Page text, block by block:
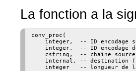
La fonction a la
conv_proc(
integer,  -- ID encodage
integer,  -- ID encodage
cstring,  -- chaîne
internal, -- destination
integer   -- longueur de